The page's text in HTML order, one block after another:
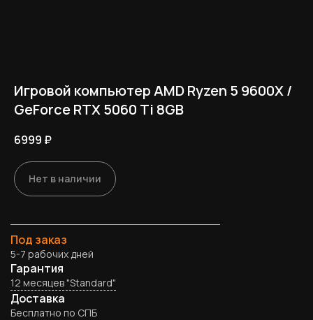
Игровой компьютер AMD Ryzen 5 9600X /
GeForce RTX 5060 Ti 8GB
6999 ₽
Нет в наличии
Под заказ
5-7 рабочих дней
Гарантия
12 месяцев "Standard"
Доставка
Бесплатно по СПБ